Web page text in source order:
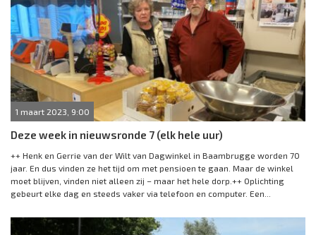
1 maart 2023, 9:00
Deze week in nieuwsronde 7 (elk hele uur)
++ Henk en Gerrie van der Wilt van Dagwinkel in Baambrugge worden 70
jaar. En dus vinden ze het tijd om met pensioen te gaan. Maar de winkel
moet blijven, vinden niet alleen zij – maar het hele dorp.++ Oplichting
gebeurt elke dag en steeds vaker via telefoon en computer. Een...